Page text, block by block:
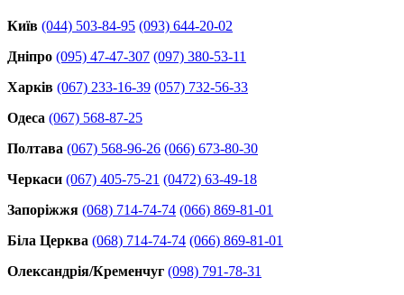
Київ (044) 503-84-95 (093) 644-20-02
Дніпро (095) 47-47-307 (097) 380-53-11
Харків (067) 233-16-39 (057) 732-56-33
Одеса (067) 568-87-25
Полтава (067) 568-96-26 (066) 673-80-30
Черкаси (067) 405-75-21 (0472) 63-49-18
Запоріжжя (068) 714-74-74 (066) 869-81-01
Біла Церква (068) 714-74-74 (066) 869-81-01
Олександрія/Кременчуг (098) 791-78-31